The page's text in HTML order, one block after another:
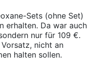
Sets (ohne Set)
erhalten. Da war auch
nur für 109 €.
nicht an
halten sollen.